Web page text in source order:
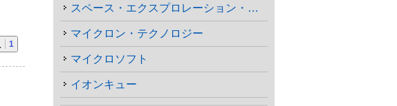
1
スペース・エクスプロレーション・テクノ…
マイクロン・テクノロジー
マイクロソフト
イオンキュー